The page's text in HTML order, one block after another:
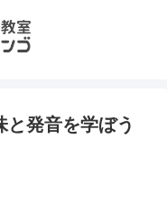
発音を学ぼう